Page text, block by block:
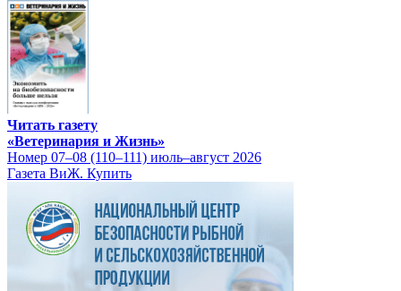
Читать газету
«Ветеринария и Жизнь»
Номер 07–08 (110–111) июль–август 2026
Газета ВиЖ. Купить